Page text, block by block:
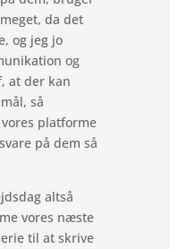
da det
og jeg jo
og
at der kan
så
platforme
på dem så
altså
vores næste
til at skrive